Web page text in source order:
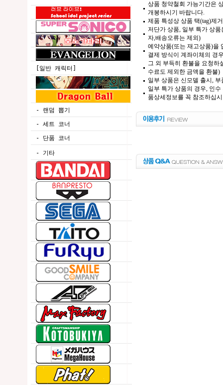
[일반 캐릭터]
- 랜덤 뽑기
- 세트 코너
- 단품 코너
- 기타
상품 청약철회 가능기간은
개봉하시기 바랍니다.
제품 특성상 상품 택(tag)제
저단가 상품, 일부 특가 상
자,배송오류는 제외)
예약상품(또는 재고상품)을
결제 방식이 계좌이체의 경
그 외 부득히 환불을 요청하
수료도 제외한 금액을 환불)
일부 상품은 신모델 출시,
일부 특가 상품의 경우, 인
품상세정보를 꼭 참조하십